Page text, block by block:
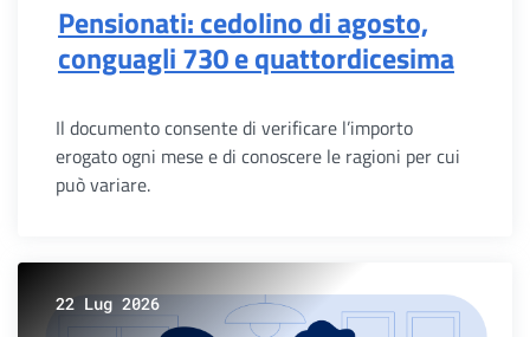
Pensionati: cedolino di agosto,
conguagli 730 e quattordicesima
Il documento consente di verificare l’importo
erogato ogni mese e di conoscere le ragioni per cui
può variare.
22 Lug 2026